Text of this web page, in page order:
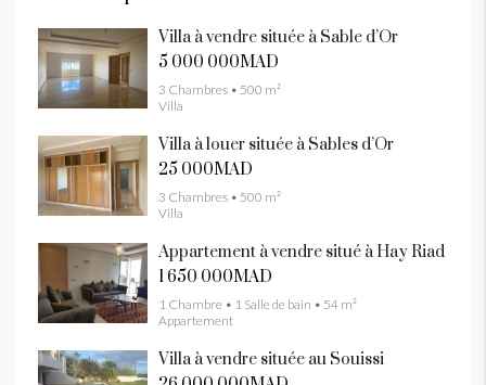
Villa à vendre située à Sable d’Or
5 000 000MAD
3 Chambres • 500 m²
Villa
Villa à louer située à Sables d’Or
25 000MAD
3 Chambres • 500 m²
Villa
Appartement à vendre situé à Hay Riad
1 650 000MAD
1 Chambre • 1 Salle de bain • 54 m²
Appartement
Villa à vendre située au Souissi